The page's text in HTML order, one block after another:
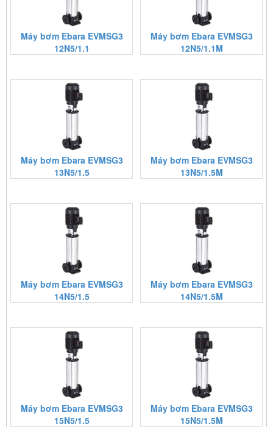
Máy bơm Ebara EVMSG3
12N5/1.1
Máy bơm Ebara EVMSG3
12N5/1.1M
Máy bơm Ebara EVMSG3
13N5/1.5
Máy bơm Ebara EVMSG3
13N5/1.5M
Máy bơm Ebara EVMSG3
14N5/1.5
Máy bơm Ebara EVMSG3
14N5/1.5M
Máy bơm Ebara EVMSG3
15N5/1.5
Máy bơm Ebara EVMSG3
15N5/1.5M